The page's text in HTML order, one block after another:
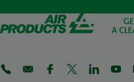
(Opens in a new tab)
(Opens in a new tab)
(Opens in a new tab)
(Opens in a new
(Opens in